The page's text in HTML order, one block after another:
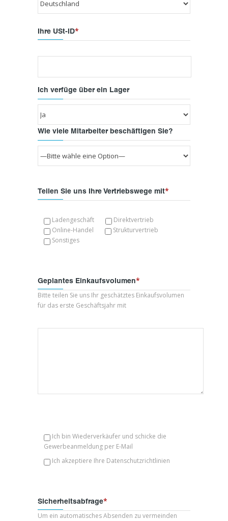
Ihre USt-ID*
Ich verfüge über ein Lager
Wie viele Mitarbeiter beschäftigen Sie?
Teilen Sie uns Ihre Vertriebswege mit*
Ladengeschäft
Direktvertrieb
Online-Handel
Strukturvertrieb
Sonstiges
Geplantes Einkaufsvolumen*
Bitte teilen Sie uns Ihr geschätztes Einkaufsvolumen
für das erste Geschäftsjahr mit
Ich bin Wiederverkäufer und schicke die
Gewerbeanmeldung per E-Mail
Ich akzeptiere Ihre Datenschutzrichtlinien
Sicherheitsabfrage*
Um ein automatisches Absenden zu vermeinden